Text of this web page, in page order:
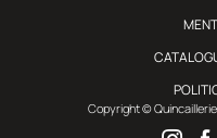
Copyright ©